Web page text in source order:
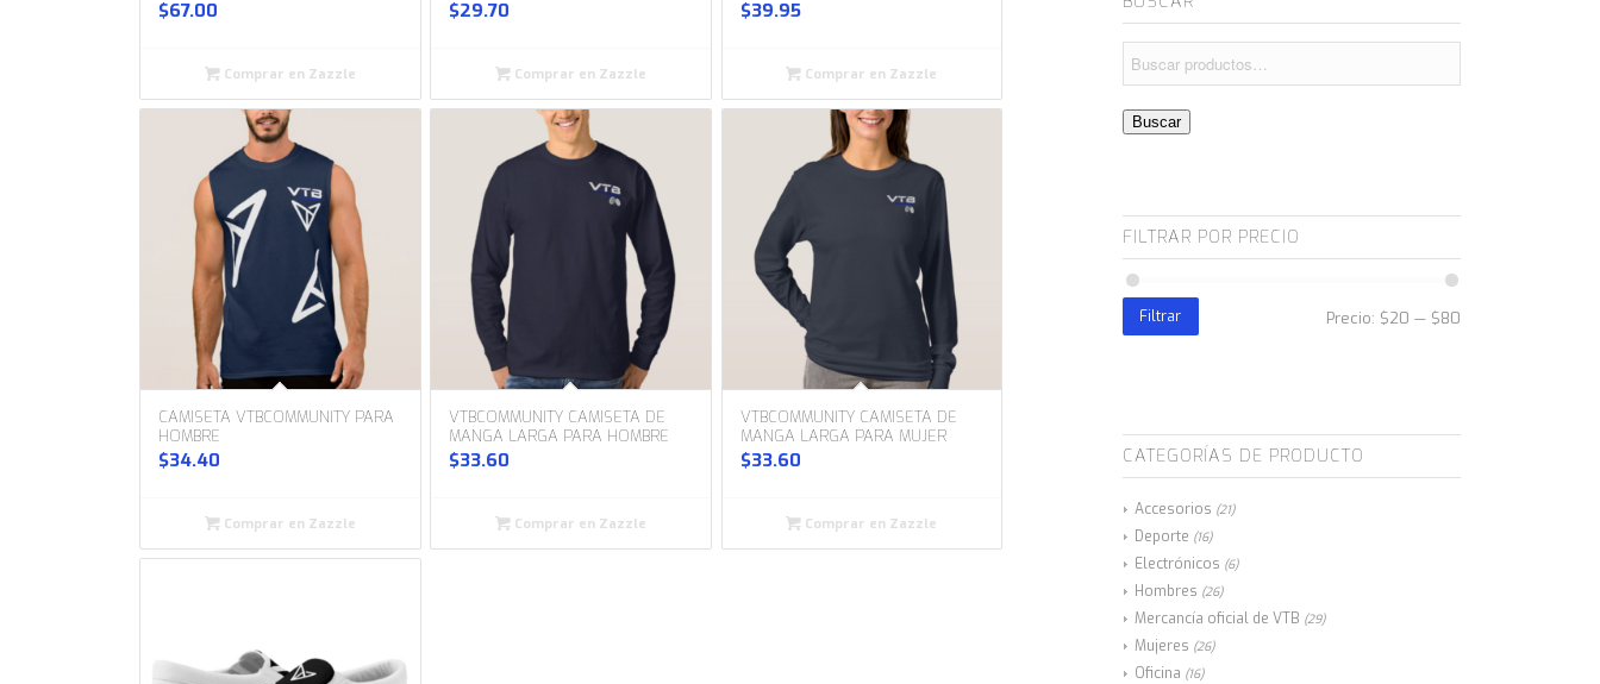
$67.00
Comprar en Zazzle
$29.70
Comprar en Zazzle
$39.95
Comprar en Zazzle
CAMISETA VTBCOMMUNITY PARA
HOMBRE
$34.40
Comprar en Zazzle
VTBCOMMUNITY CAMISETA DE
MANGA LARGA PARA HOMBRE
$33.60
Comprar en Zazzle
VTBCOMMUNITY CAMISETA DE
MANGA LARGA PARA MUJER
$33.60
Comprar en Zazzle
Buscar
FILTRAR POR PRECIO
Filtrar Precio: $20 — $80
CATEGORÍAS DE PRODUCTO
Accesorios (21)
Deporte (16)
Electrónicos (6)
Hombres (26)
Mercancía oficial de VTB (29)
Mujeres (26)
Oficina (16)